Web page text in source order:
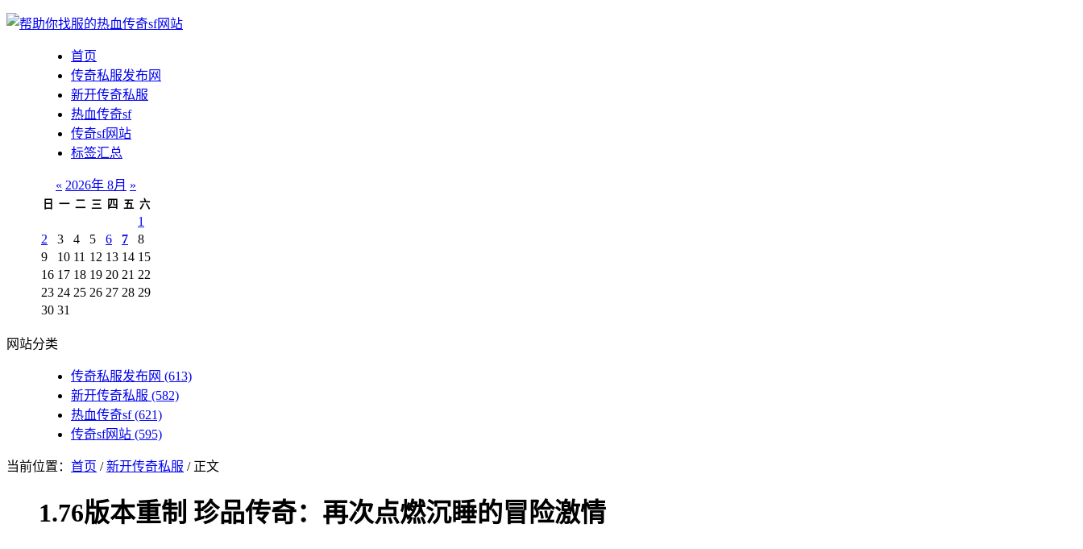
首页
传奇私服发布网
新开传奇私服
热血传奇sf
传奇sf网站
标签汇总
« 2026年 8月 »
日 一 二 三 四 五 六
1
2
3 4 5 6 7
8
9
10 11 12 13 14 15
16 17 18 19 20 21 22
23 24 25 26 27 28 29
30 31
网站分类
传奇私服发布网 (613)
新开传奇私服 (582)
热血传奇sf(621)
传奇sf网站 (595)
当前位置： 首页 /新开传奇私服 / 正文
1.76版本重制 珍品传奇：再次点燃沉睡的冒险激情